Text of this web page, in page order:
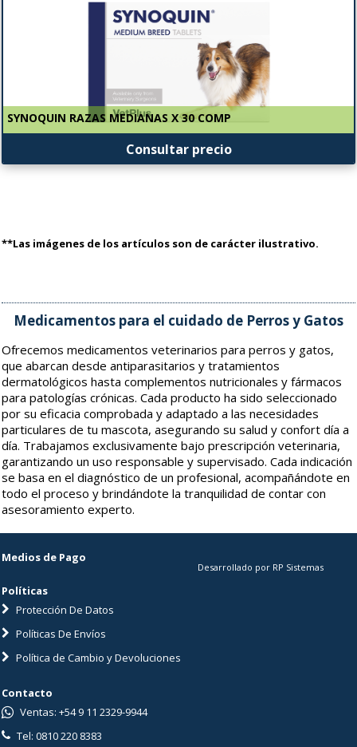
SYNOQUIN RAZAS MEDIANAS X 30 COMP
Consultar precio
**Las imágenes de los artículos son de carácter ilustrativo.
Medicamentos para el cuidado de Perros y Gatos
Ofrecemos medicamentos veterinarios para perros y gatos,
que abarcan desde antiparasitarios y tratamientos
dermatológicos hasta complementos nutricionales y fármacos
para patologías crónicas. Cada producto ha sido seleccionado
por su eficacia comprobada y adaptado a las necesidades
particulares de tu mascota, asegurando su salud y confort día a
día. Trabajamos exclusivamente bajo prescripción veterinaria,
garantizando un uso responsable y supervisado. Cada indicación
se basa en el diagnóstico de un profesional, acompañándote en
todo el proceso y brindándote la tranquilidad de contar con
asesoramiento experto.
Medios de Pago
Políticas
Protección De Datos
Políticas De Envíos
Política de Cambio y Devoluciones
Desarrollado por RP Sistemas
Contacto
Ventas: +54 9 11 2329-9944
Tel: 0810 220 8383